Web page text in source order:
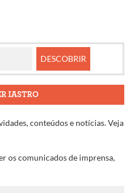
IASTRO
conteúdos e notícias. Veja
os comunicados de imprensa,